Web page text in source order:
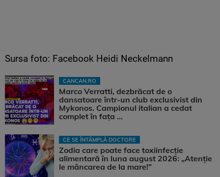
Sursa foto: Facebook Heidi Neckelmann
CANCAN.RO
Marco Verratti, dezbrăcat de o
dansatoare într-un club exclusivist din
Mykonos. Campionul italian a cedat
complet în fața ...
CE SE ÎNTÂMPLĂ DOCTORE
Zodia care poate face toxiinfecție
alimentară în luna august 2026: „Atenție
le mâncarea de la mare!”